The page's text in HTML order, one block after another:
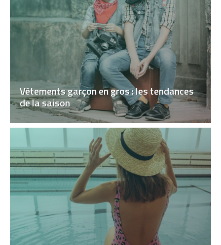
Vêtements garçon en gros : les tendances
de la saison